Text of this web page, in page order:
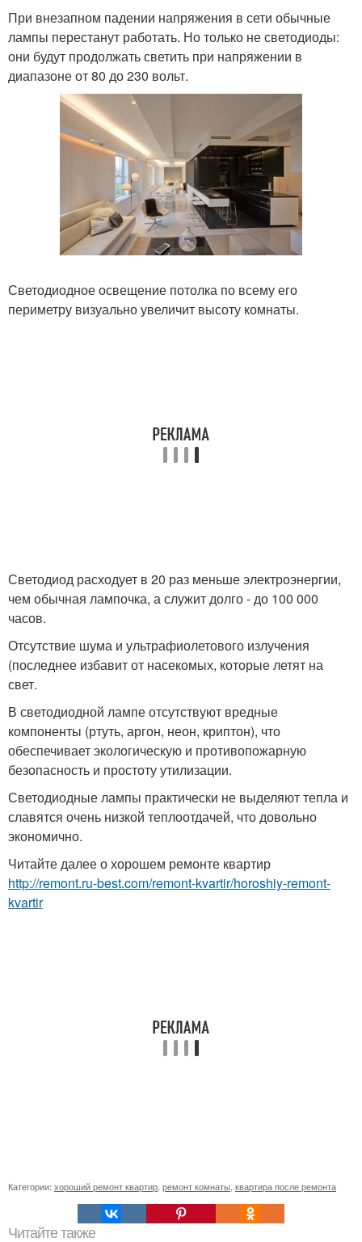
При внезапном падении напряжения в сети обычные
лампы перестанут работать. Но только не светодиоды:
они будут продолжать светить при напряжении в
диапазоне от 80 до 230 вольт.
Светодиодное освещение потолка по всему его
периметру визуально увеличит высоту комнаты.
Светодиод расходует в 20 раз меньше электроэнергии,
чем обычная лампочка, а служит долго - до 100 000
часов.
Отсутствие шума и ультрафиолетового излучения
(последнее избавит от насекомых, которые летят на
свет.
В светодиодной лампе отсутствуют вредные
компоненты (ртуть, аргон, неон, криптон), что
обеспечивает экологическую и противопожарную
безопасность и простоту утилизации.
Светодиодные лампы практически не выделяют тепла и
славятся очень низкой теплоотдачей, что довольно
экономично.
Читайте далее о хорошем ремонте квартир
http://remont.ru-best.com/remont-kvartir/horoshiy-remont-
kvartir
Категории: хороший ремонт квартир ремонт комнаты квартира после ремонта
Читайте также